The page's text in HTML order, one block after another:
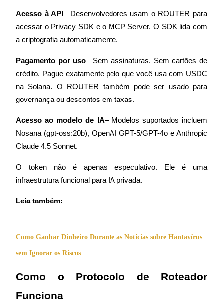
Estacamento
Acesso à API– Desenvolvedores usam o ROUTER para
acessar o Privacy SDK e o MCP Server. O SDK lida com
a criptografia automaticamente.
Pagamento por uso– Sem assinaturas. Sem cartões de
crédito. Pague exatamente pelo que você usa com USDC
na Solana. O ROUTER também pode ser usado para
governança ou descontos em taxas.
Acesso ao modelo de IA– Modelos suportados incluem
Nosana (gpt-oss:20b), OpenAI GPT-5/GPT-4o e Anthropic
Claude 4.5 Sonnet.
O token não é apenas especulativo. Ele é uma
infraestrutura funcional para IA privada.
Leia também:
Como Ganhar Dinheiro Durante as Notícias sobre Hantavírus
sem Ignorar os Riscos
Como o Protocolo de Roteador
Funciona